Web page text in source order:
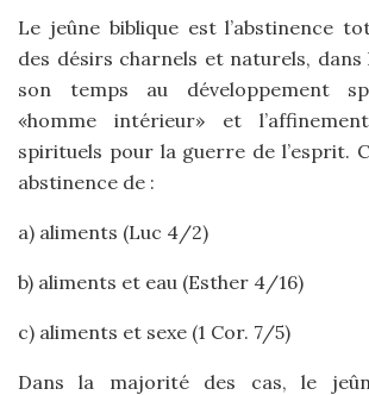
Le jeûne biblique est l’abstinence
des désirs charnels et naturels,
son temps au développement
«homme intérieur» et
spirituels pour la guerre de l’esprit.
abstinence de :
a) aliments (Luc 4/2)
b) aliments et eau (Esther 4/16)
c) aliments et sexe (1 Cor. 7/5)
Dans la majorité des cas, le